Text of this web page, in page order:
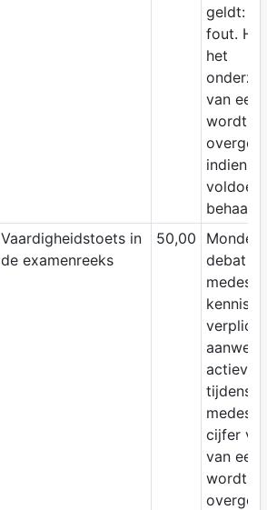
geldt: -
fout.
het
van
wordt
indien
behaald.
Vaardigheidstoets in
de examenreeks
50,00
debat
actieve
tijdens
cijfer
van
wordt